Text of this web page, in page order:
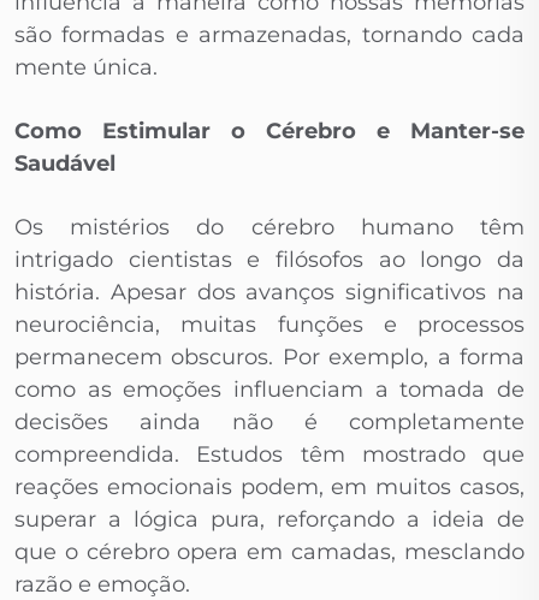
são formadas e armazenadas, tornando cada
mente única.
Como Estimular o Cérebro e Manter-se
Saudável
Os mistérios do cérebro humano têm
intrigado cientistas e filósofos ao longo da
história. Apesar dos avanços significativos na
neurociência, muitas funções e processos
permanecem obscuros. Por exemplo, a forma
como as emoções influenciam a tomada de
decisões ainda não é completamente
compreendida. Estudos têm mostrado que
reações emocionais podem, em muitos casos,
superar a lógica pura, reforçando a ideia de
que o cérebro opera em camadas, mesclando
razão e emoção.